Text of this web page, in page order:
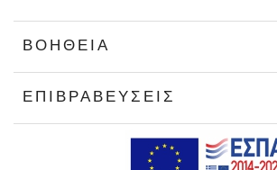
ΒΟΉΘΕΙΑ
ΕΠΙΒΡΑΒΕΎΣΕΙΣ